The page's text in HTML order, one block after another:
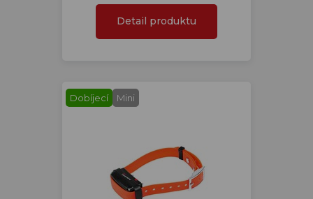
Detail produktu
Dobíjecí Mini